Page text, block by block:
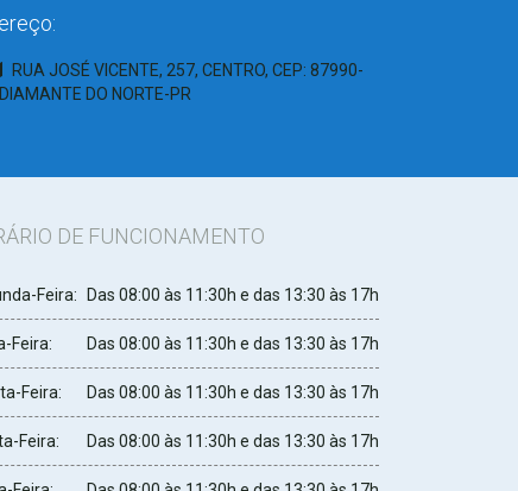
RUA JOSÉ VICENTE, 257, CENTRO, CEP: 87990-
DO NORTE-PR
DE FUNCIONAMENTO
Feira: Das 08:00 às 11:30h e das 13:30 às 17h
Feira: Das 08:00 às 11:30h e das 13:30 às 17h
Feira: Das 08:00 às 11:30h e das 13:30 às 17h
Feira: Das 08:00 às 11:30h e das 13:30 às 17h